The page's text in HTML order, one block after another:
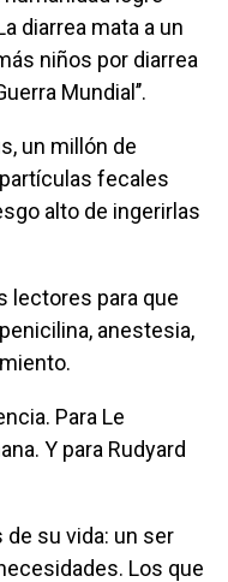
diarrea mata a un
niños por diarrea
Mundial’’.
fecales
alto de ingerirlas
lectores para que
anestesia,
Y para Rudyard
Los que